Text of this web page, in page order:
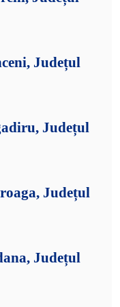
Județul
Județul
Județul
Județul